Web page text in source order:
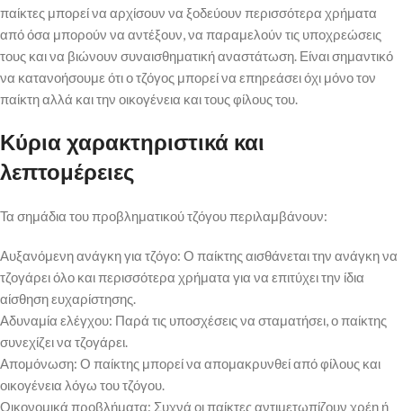
παίκτες μπορεί να αρχίσουν να ξοδεύουν περισσότερα χρήματα
από όσα μπορούν να αντέξουν, να παραμελούν τις υποχρεώσεις
τους και να βιώνουν συναισθηματική αναστάτωση. Είναι σημαντικό
να κατανοήσουμε ότι ο τζόγος μπορεί να επηρεάσει όχι μόνο τον
παίκτη αλλά και την οικογένεια και τους φίλους του.
Κύρια χαρακτηριστικά και
λεπτομέρειες
Τα σημάδια του προβληματικού τζόγου περιλαμβάνουν:
Αυξανόμενη ανάγκη για τζόγο: Ο παίκτης αισθάνεται την ανάγκη να
τζογάρει όλο και περισσότερα χρήματα για να επιτύχει την ίδια
αίσθηση ευχαρίστησης.
Αδυναμία ελέγχου: Παρά τις υποσχέσεις να σταματήσει, ο παίκτης
συνεχίζει να τζογάρει.
Απομόνωση: Ο παίκτης μπορεί να απομακρυνθεί από φίλους και
οικογένεια λόγω του τζόγου.
Οικονομικά προβλήματα: Συχνά οι παίκτες αντιμετωπίζουν χρέη ή